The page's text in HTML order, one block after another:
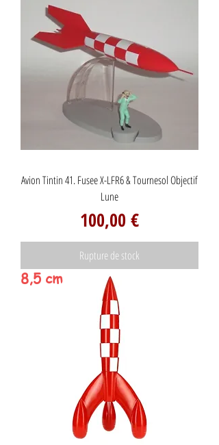
Avion Tintin 41. Fusee X-LFR6 & Tournesol Objectif
Lune
Prix
100,00 €
Rupture de stock
8,5 cm